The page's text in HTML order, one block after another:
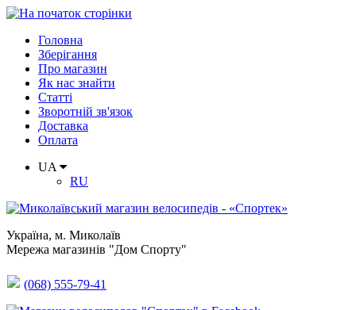
Головна
Зберігання
Про магазин
Як нас знайти
Статті
Зворотній зв'язок
Доставка
Оплата
UA
RU
Україна, м. Миколаїв
Мережа магазинів "Дом Спорту"
(068) 555-79-41